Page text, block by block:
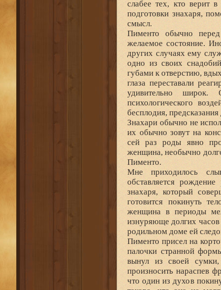
слабее тех, кто верит
подготовки знахаря,
смысл.
Пименто обычно
желаемое состояние.
других случаях ему
одно из своих
губами к отверстию,
глаза переставали
удивительно широк.
психологического
бесплодия,
Знахари обычно не
их обычно зовут на
сей раз роды явно
женщина, необычно
Пименто.
Мне приходилось
обставляется
знахаря, который
готовится покинуть
женщина в периоды
изнуряюще долгих
родильном доме ей
Пименто присел на
палочки странной
вынул из своей
произносить нараспев
что один из духов